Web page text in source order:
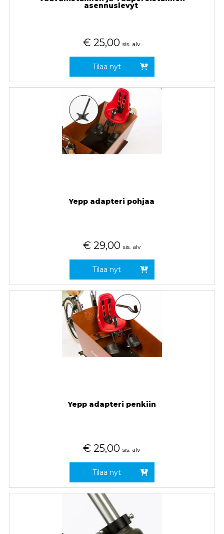
asennuslevyt
€ 25,00 sis. alv
Tilaa nyt
Yepp adapteri pohjaa
€ 29,00 sis. alv
Tilaa nyt
Yepp adapteri penkiin
€ 25,00 sis. alv
Tilaa nyt